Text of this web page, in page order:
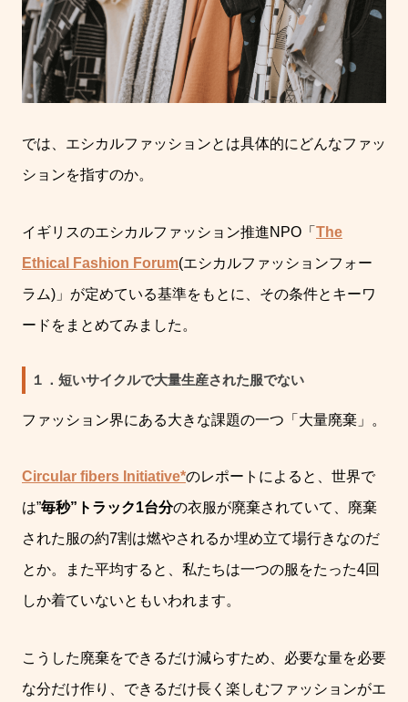
では、エシカルファッションとは具体的にどんなファッ
ションを指すのか。
イギリスのエシカルファッション推進NPO 「 The
Ethical Fashion Forum(エシカルファッションフォー
ラム) 」が定めている基準をもとに、その条件とキーワ
ードをまとめてみました。
１．短いサイクルで大量生産された服でない
ファッション界にある大きな課題の一つ「大量廃棄」。
Circular fibers Initiative*のレポートによると、世界で
は”毎秒” トラック1台分の衣服が廃棄されていて、廃棄
された服の約7割は燃やされるか埋め立て場行きなのだ
とか。
また平均すると、私たちは一つの服をたった4回
しか着ていないともいわれます。
こうした廃棄をできるだけ減らすため、必要な量を必要
な分だけ作り、できるだけ長く楽しむファッションがエ